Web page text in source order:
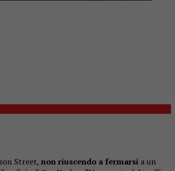
Street, non riuscendo a fermarsi a un